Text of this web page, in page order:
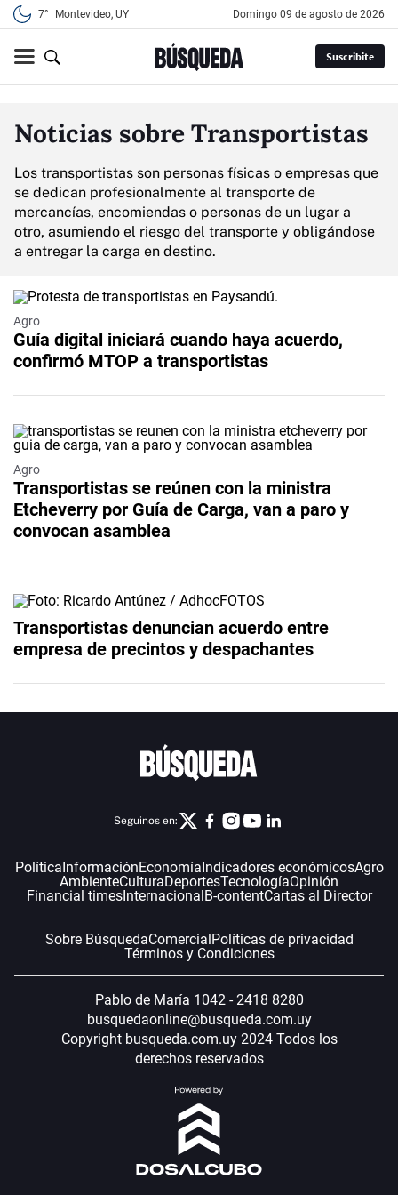
7° Montevideo, UY domingo 09 de agosto de 2026
Suscribite
Noticias sobre Transportistas
Los transportistas son personas físicas o empresas que
se dedican profesionalmente al transporte de
mercancías, encomiendas o personas de un lugar a
otro, asumiendo el riesgo del transporte y obligándose
a entregar la carga en destino.
Agro
Guía digital iniciará cuando haya acuerdo,
confirmó MTOP a transportistas
Agro
Transportistas se reúnen con la ministra
Etcheverry por Guía de Carga, van a paro y
convocan asamblea
Transportistas denuncian acuerdo entre
empresa de precintos y despachantes
Seguinos en:
Política InformaciónEconomía Indicadores económicosAgro
AmbienteCulturaDeportesTecnologíaOpinión
Financial timesInternacional B-contentCartas al Director
Sobre BúsquedaComercial Políticas de privacidad
Términos y Condiciones
Pablo de María 1042 - 2418 8280
busquedaonline@busqueda.com.uy
Copyright busqueda.com.uy 2024 Todos los
derechos reservados